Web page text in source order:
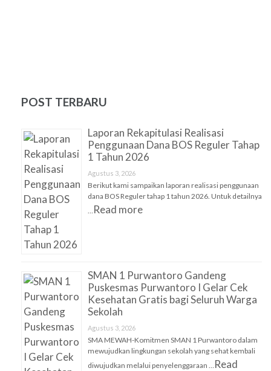
POST TERBARU
Laporan Rekapitulasi Realisasi
Penggunaan Dana BOS Reguler Tahap
1 Tahun 2026
Agustus 3, 2026
Berikut kami sampaikan laporan realisasi penggunaan
dana BOS Reguler tahap 1 tahun 2026. Untuk detailnya
Read more
SMAN 1 Purwantoro Gandeng
Puskesmas Purwantoro I Gelar Cek
Kesehatan Gratis bagi Seluruh Warga
Sekolah
Agustus 3, 2026
SMA MEWAH-Komitmen SMAN 1 Purwantoro dalam
mewujudkan lingkungan sekolah yang sehat kembali
diwujudkan melalui penyelenggaraan …
Read